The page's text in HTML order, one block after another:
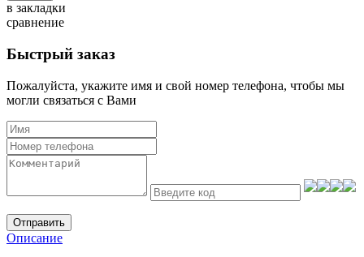
в закладки
сравнение
Быстрый заказ
Пожалуйста, укажите имя и свой номер телефона, чтобы мы
могли связаться с Вами
Отправить
Описание